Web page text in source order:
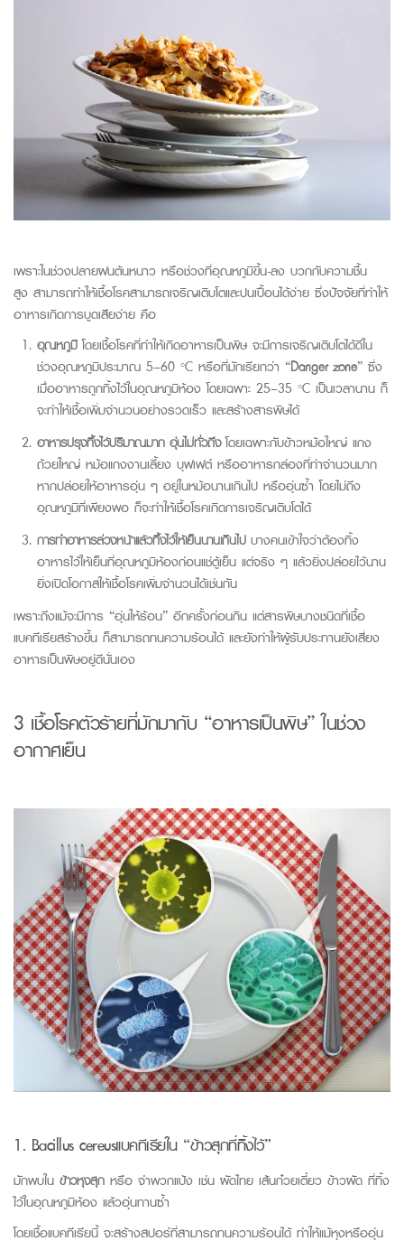
เพราะในช่วงปลายฝนต้นหนาว หรือช่วงที่อุณหภูมิขึ้น-ลง บวกกับความชื้น
สูง สามารถทำให้เชื้อโรคสามารถเจริญเติบโตและปนเปื้อนได้ง่าย ซึ่งปัจจัยที่ทำให้
อาหารเกิดการบูดเสียง่าย คือ
อุณหภูมิโดยเชื้อโรคที่ทำให้เกิดอาหารเป็นพิษจะมีการเจริญเติบโตได้ดีใน
ช่วงอุณหภูมิประมาณ 5–60 °C หรือที่มักเรียกว่า “Danger zone” ซึ่ง
เมื่ออาหารถูกทิ้งไว้ในอุณหภูมิห้อง โดยเฉพาะ 25–35 °C เป็นเวลานาน ก็
จะทำให้เชื้อเพิ่มจำนวนอย่างรวดเร็ว และสร้างสารพิษได้
อาหารปรุงทิ้งไว้ปริมาณมาก อุ่นไม่ทั่วถึงโดยเฉพาะกับข้าวหม้อใหญ่ แกง
ถ้วยใหญ่ หม้อแกงงานเลี้ยง บุฟเฟต์ หรืออาหารกล่องที่ทำจำนวนมาก
หากปล่อยให้อาหารอุ่น ๆ อยู่ในหม้อนานเกินไป หรืออุ่นซ้ำ โดยไม่ถึง
อุณหภูมิที่เพียงพอ ก็จะทำให้เชื้อโรคเกิดการเจริญเติบโตได้
การทำอาหารล่วงหน้าแล้วทิ้งไว้ให้เย็นนานเกินไป บางคนเข้าใจว่าต้องทิ้ง
อาหารไว้ให้เย็นที่อุณหภูมิห้องก่อนแช่ตู้เย็น แต่จริง ๆ แล้วยิ่งปล่อยไว้นาน
ยิ่งเปิดโอกาสให้เชื้อโรคเพิ่มจำนวนได้เช่นกัน
เพราะถึงแม้จะมีการ “อุ่นให้ร้อน” อีกครั้งก่อนกิน แต่สารพิษบางชนิดที่เชื้อ
แบคทีเรียสร้างขึ้น ก็สามารถทนความร้อนได้ และยังทำให้ผู้รับประทานยังเสี่ยง
อาหารเป็นพิษอยู่ดีนั่นเอง
3 เชื้อโรคตัวร้ายที่มักมากับ “อาหารเป็นพิษ”ในช่วง
อากาศเย็น
1. Bacillus cereusแบคทีเรียใน “ข้าวสุกที่ทิ้งไว้”
มักพบใน ข้าวหุงสุก หรือ จำพวกแป้ง เช่น ผัดไทย เส้นก๋วยเตี๋ยว ข้าวผัด ที่ทิ้ง
ไว้ในอุณหภูมิห้อง แล้วอุ่นทานซ้ำ
โดยเชื้อแบคทีเรียนี้ จะสร้างสปอร์ที่สามารถทนความร้อนได้ ทำให้แม้หุงหรืออุ่น